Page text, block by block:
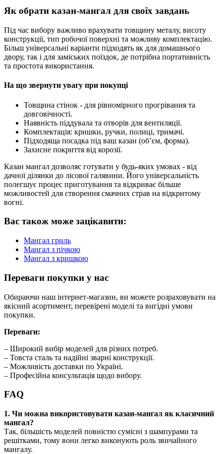
Як обрати казан-мангал для своїх завдань
Під час вибору важливо врахувати товщину металу, висоту
конструкції, тип робочої поверхні та можливу комплектацію.
Більш універсальні варіанти підходять як для домашнього
двору, так і для заміських поїздок, де потрібна портативність
та простота використання.
На що звернути увагу при покупці
Товщина стінок - для рівномірного прогрівання та
довговічності.
Наявність піддувала та отворів для вентиляції.
Комплектація: кришки, ручки, полиці, тримачі.
Підходяща посадка під ваш казан (об’єм, форма).
Захисне покриття від корозії.
Казан мангал дозволяє готувати у будь-яких умовах - від
дачної ділянки до лісової галявини. Його універсальність
полегшує процес приготування та відкриває більше
можливостей для створення смачних страв на відкритому
вогні.
Вас також може зацікавити:
Мангал гриль
Мангал з пічкою
Мангал з кришкою
Переваги покупки у нас
Обираючи наш інтернет-магазин, ви можете розраховувати на
якісний асортимент, перевірені моделі та вигідні умови
покупки.
Переваги:
– Широкий вибір моделей для різних потреб.
– Товста сталь та надійні зварні конструкції.
– Можливість доставки по Україні.
– Професійна консультація щодо вибору.
FAQ
1. Чи можна використовувати казан-мангал як класичний
мангал?
Так, більшість моделей повністю сумісні з шампурами та
решітками, тому вони легко виконують роль звичайного
мангалу.